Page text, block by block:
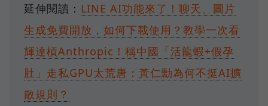
延伸閱讀： LINE AI功能來了！聊天、圖片
生成免費開放，如何下載使用？教學一次看
輝達槓Anthropic！稱中國「活龍蝦+假孕
肚」走私GPU太荒唐：黃仁勳為何不挺AI擴
散規則？